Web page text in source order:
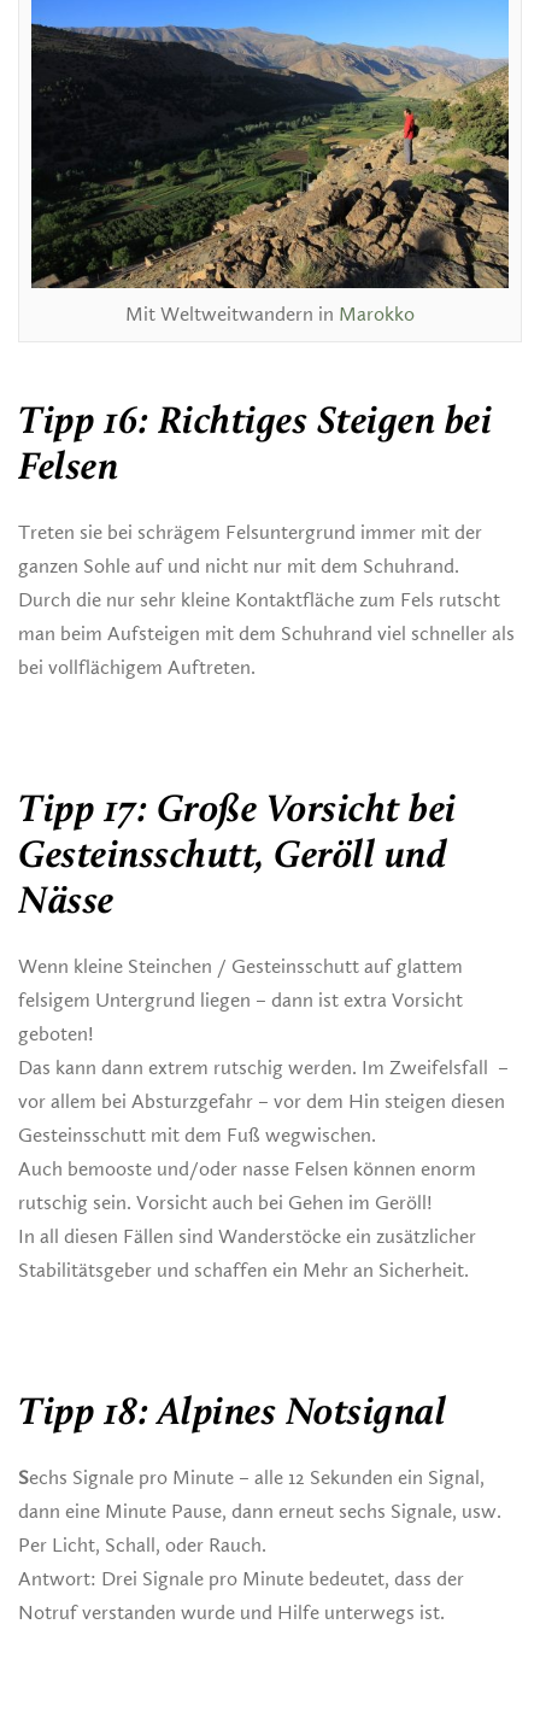
Mit Weltweitwandern in Marokko
Tipp 16: Richtiges Steigen bei
Felsen
Treten sie bei schrägem Felsuntergrund immer mit der
ganzen Sohle auf und nicht nur mit dem Schuhrand.
Durch die nur sehr kleine Kontaktfläche zum Fels rutscht
man beim Aufsteigen mit dem Schuhrand viel schneller als
bei vollflächigem Auftreten.
Tipp 17: Große Vorsicht bei
Gesteinsschutt, Geröll und
Nässe
Wenn kleine Steinchen / Gesteinsschutt auf glattem
felsigem Untergrund liegen – dann ist extra Vorsicht
geboten!
Das kann dann extrem rutschig werden. Im Zweifelsfall –
vor allem bei Absturzgefahr – vor dem Hin steigen diesen
Gesteinsschutt mit dem Fuß wegwischen.
Auch bemooste und/oder nasse Felsen können enorm
rutschig sein. Vorsicht auch bei Gehen im Geröll!
In all diesen Fällen sind Wanderstöcke ein zusätzlicher
Stabilitätsgeber und schaffen ein Mehr an Sicherheit.
Tipp 18: Alpines Notsignal
Sechs Signale pro Minute – alle 12 Sekunden ein Signal,
dann eine Minute Pause, dann erneut sechs Signale, usw.
Per Licht, Schall, oder Rauch.
Antwort: Drei Signale pro Minute bedeutet, dass der
Notruf verstanden wurde und Hilfe unterwegs ist.